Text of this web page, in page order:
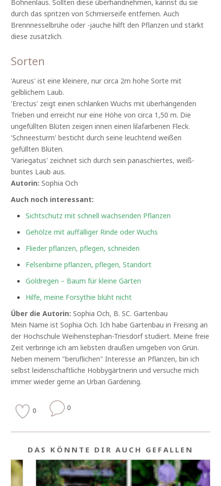
Bohnenlaus. Sollten diese überhandnehmen, kannst du sie
durch das spritzen von Schmierseife entfernen. Auch
Brennnesselbrühe oder -jauche hilft den Pflanzen und stärkt
diese zusätzlich.
Sorten
'Aureus' ist eine kleinere, nur circa 2m hohe Sorte mit
gelblichem Laub.
'Erectus' zeigt einen schlanken Wuchs mit überhängenden
Trieben und erreicht nur eine Höhe von circa 1,50 m. Die
ungefüllten Blüten zeigen innen einen lilafarbenen Fleck.
'Schneesturm' besticht durch seine leuchtend weißen
gefüllten Blüten.
'Variegatus' zeichnet sich durch sein panaschiertes, weiß-
buntes Laub aus.
Autorin:Sophia Och
Auch noch interessant:
Sichtschutz mit schnell wachsenden Pflanzen
Gehölze mit auffälliger Rinde oder Wuchs
Flieder pflanzen, pflegen, schneiden
Felsenbirne pflanzen, pflegen, Standort
Goldregen – Baum für kleine Gärten
Hilfe, meine Forsythie blüht nicht
Über die Autorin: Sophia Och, B. SC. Gartenbau
Mein Name ist Sophia Och. Ich habe Gartenbau in Freising an
der Hochschule Weihenstephan-Triesdorf studiert. Meine freie
Zeit verbringe ich am liebsten draußen umgeben von Grün.
Neben meinem "beruflichen" Interesse an Pflanzen, bin ich
selbst leidenschaftliche Hobbygärtnerin und versuche mich
immer wieder gerne an Urban Gardening.
0 0
DAS KÖNNTE DIR AUCH GEFALLEN